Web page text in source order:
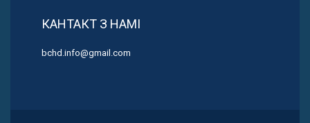
КАНТАКТ З НАМІ
bchd.info@gmail.com